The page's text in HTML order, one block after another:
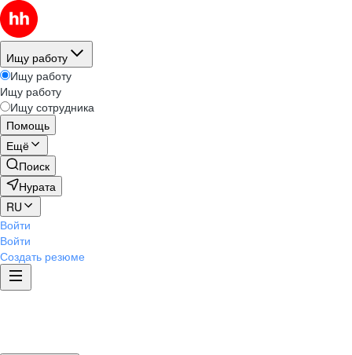
Ищу работу
Ищу работу
Ищу работу
Ищу сотрудника
Помощь
Ещё
Поиск
Нурата
RU
Войти
Войти
Создать резюме